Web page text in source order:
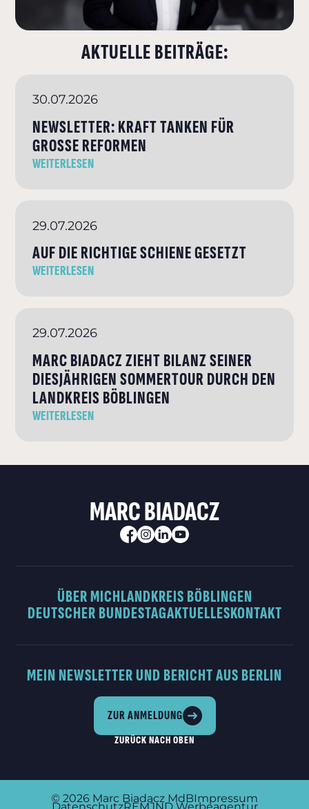
AKTUELLE BEITRÄGE:
30.07.2026
NEWSLETTER: KRAFT TANKEN FÜR
GROSSE REFORMEN
WEITERLESEN
29.07.2026
AUF DIE RICHTIGE SCHIENE GESETZT
WEITERLESEN
29.07.2026
MARC BIADACZ ZIEHT BILANZ SEINER
DIESJÄHRIGEN SOMMERTOUR DURCH DEN
LANDKREIS BÖBLINGEN
WEITERLESEN
MARC BIADACZ
ÜBER MICHLANDKREIS BÖBLINGEN
DEUTSCHER BUNDESTAGAKTUELLESKONTAKT
MEIN NEWSLETTER UND BERICHT AUS BERLIN
ZUR ANMELDUNG
ZURÜCK NACH OBEN
© 2026 Marc Biadacz MdBImpressum
DatenschutzREMJND Werbeagentur